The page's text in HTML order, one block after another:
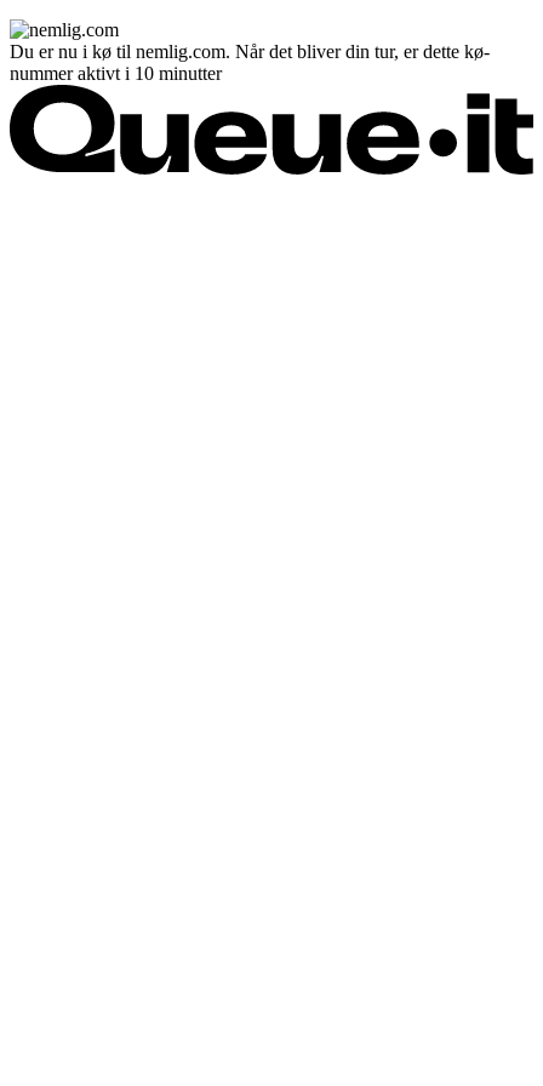
Du er nu i kø til nemlig.com. Når det bliver din tur, er dette kø-
nummer aktivt i 10 minutter